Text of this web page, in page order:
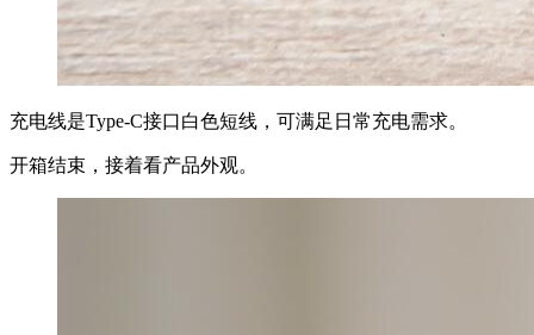
充电线是Type-C接口白色短线，可满足日常充电需求。
开箱结束，接着看产品外观。